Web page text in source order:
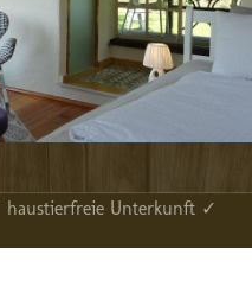
Unterkunft ✓